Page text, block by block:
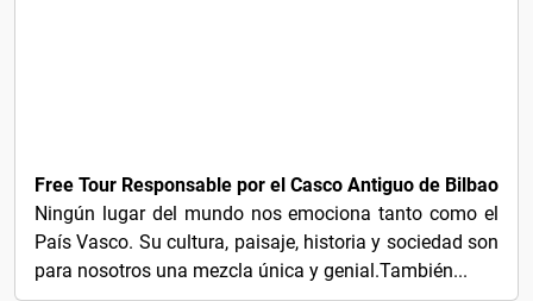
Free Tour Responsable por el Casco Antiguo de Bilbao
Ningún lugar del mundo nos emociona tanto como el
País Vasco. Su cultura, paisaje, historia y sociedad son
para nosotros una mezcla única y genial.También...